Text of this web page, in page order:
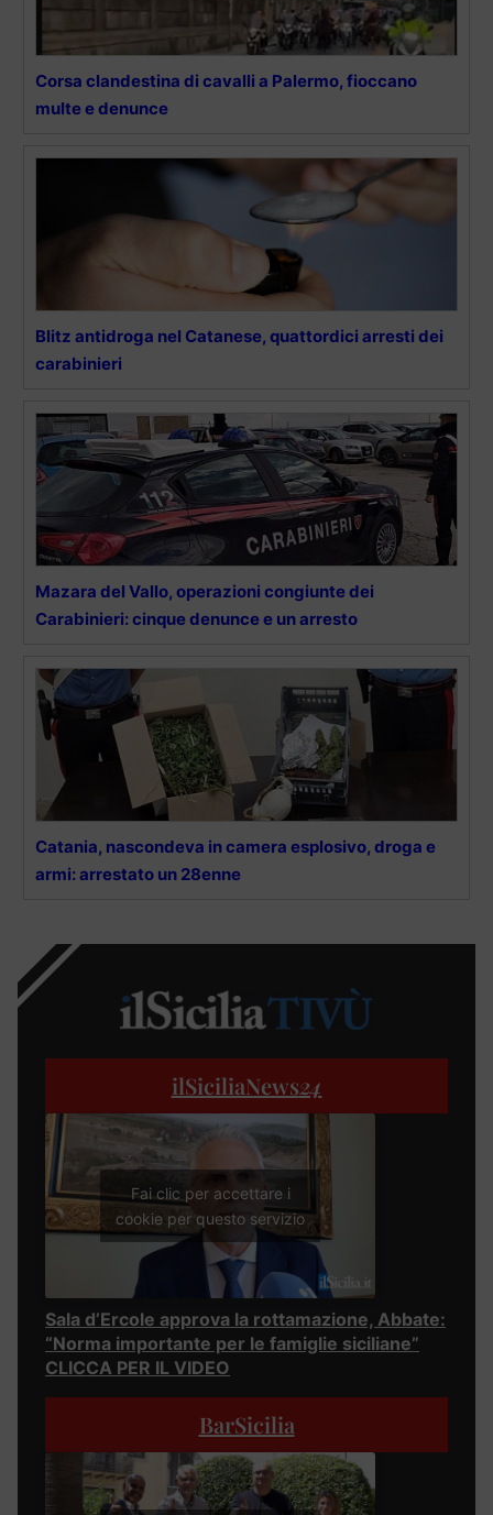
Corsa clandestina di cavalli a Palermo, fioccano
multe e denunce
Blitz antidroga nel Catanese, quattordici arresti dei
carabinieri
Mazara del Vallo, operazioni congiunte dei
Carabinieri: cinque denunce e un arresto
Catania, nascondeva in camera esplosivo, droga e
armi: arrestato un 28enne
ilSiciliaNews24
Fai clic per accettare i
cookie per questo servizio
Sala d’Ercole approva la rottamazione, Abbate:
“Norma importante per le famiglie siciliane”
CLICCA PER IL VIDEO
BarSicilia